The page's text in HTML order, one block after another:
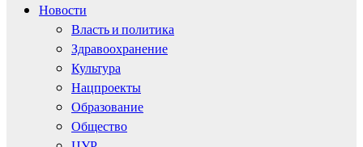
Новости
Власть и политика
Здравоохранение
Культура
Нацпроекты
Образование
Общество